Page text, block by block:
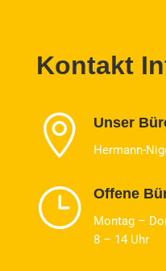
Kontakt
 Unser
Hermann-
} Offene
Montag –
8 – 14 Uhr